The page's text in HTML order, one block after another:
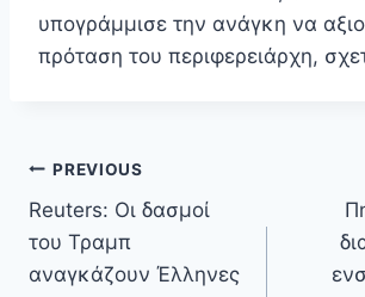
υπογράμμισε την ανάγκη να
πρόταση του περιφερειάρχη,
Πλοήγηση
άρθρων
PREVIOUS
Reuters: Οι δασμοί
του Τραμπ
αναγκάζουν Έλληνες